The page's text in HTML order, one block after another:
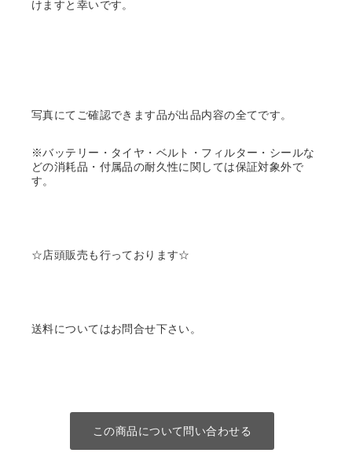
けますと幸いです。
写真にてご確認できます品が出品内容の全てです。
※バッテリー・タイヤ・ベルト・フィルター・シールな
どの消耗品・付属品の耐久性に関しては保証対象外で
す。
☆店頭販売も行っております☆
送料についてはお問合せ下さい。
この商品について問い合わせる